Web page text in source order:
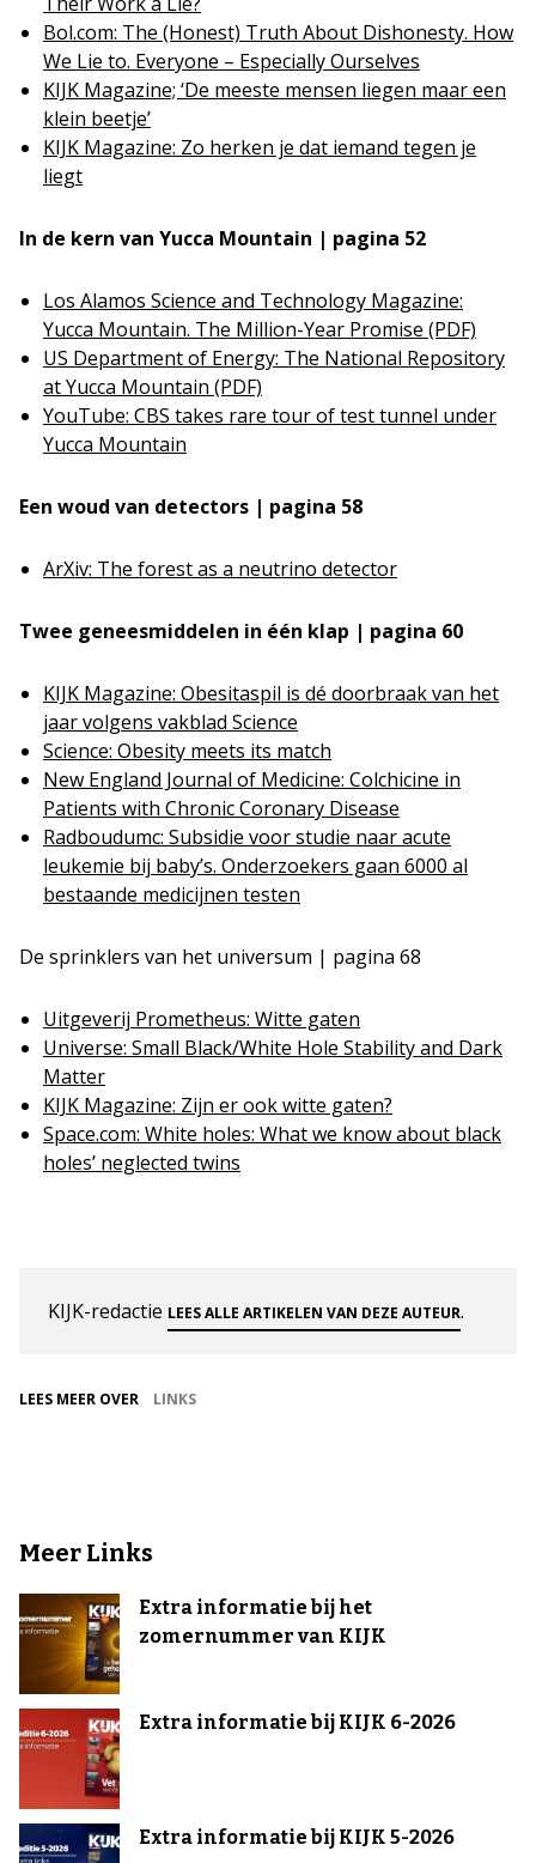
Bol.com: The (Honest) Truth About Dishonesty. How
We Lie to. Everyone – Especially Ourselves
KIJK Magazine; ‘De meeste mensen liegen maar een
klein beetje’
KIJK Magazine: Zo herken je dat iemand tegen je
liegt
In de kern van Yucca Mountain | pagina 52
Los Alamos Science and Technology Magazine:
Yucca Mountain. The Million-Year Promise (PDF)
US Department of Energy: The National Repository
at Yucca Mountain (PDF)
YouTube: CBS takes rare tour of test tunnel under
Yucca Mountain
Een woud van detectors | pagina 58
ArXiv: The forest as a neutrino detector
Twee geneesmiddelen in één klap | pagina 60
KIJK Magazine: Obesitaspil is dé doorbraak van het
jaar volgens vakblad Science
Science: Obesity meets its match
New England Journal of Medicine: Colchicine in
Patients with Chronic Coronary Disease
Radboudumc: Subsidie voor studie naar acute
leukemie bij baby’s. Onderzoekers gaan 6000 al
bestaande medicijnen testen
De sprinklers van het universum | pagina 68
Uitgeverij Prometheus: Witte gaten
Universe: Small Black/White Hole Stability and Dark
Matter
KIJK Magazine: Zijn er ook witte gaten?
Space.com: White holes: What we know about black
holes’ neglected twins
KIJK-redactie LEES ALLE ARTIKELEN VAN DEZE AUTEUR.
LEES MEER OVER LINKS
Meer Links
Extra informatie bij het
zomernummer van KIJK
Extra informatie bij KIJK 6-2026
Extra informatie bij KIJK 5-2026